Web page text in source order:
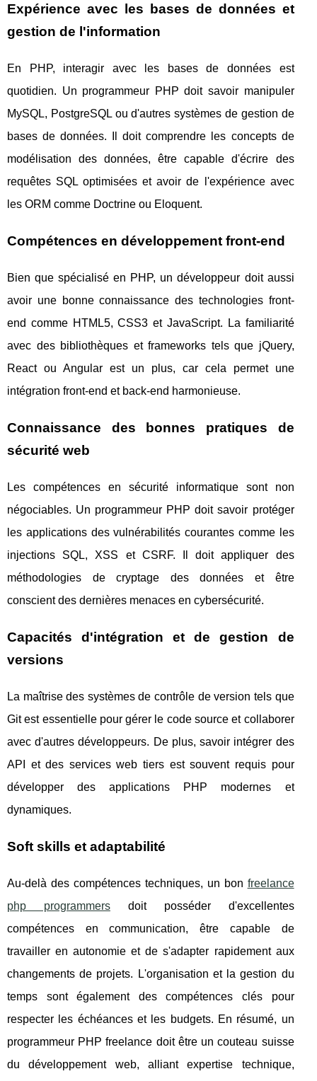
Expérience avec les bases de données et
gestion de l'information
En PHP, interagir avec les bases de données est
quotidien. Un programmeur PHP doit savoir manipuler
MySQL, PostgreSQL ou d'autres systèmes de gestion de
bases de données. Il doit comprendre les concepts de
modélisation des données, être capable d'écrire des
requêtes SQL optimisées et avoir de l'expérience avec
les ORM comme Doctrine ou Eloquent.
Compétences en développement front-end
Bien que spécialisé en PHP, un développeur doit aussi
avoir une bonne connaissance des technologies front-
end comme HTML5, CSS3 et JavaScript. La familiarité
avec des bibliothèques et frameworks tels que jQuery,
React ou Angular est un plus, car cela permet une
intégration front-end et back-end harmonieuse.
Connaissance des bonnes pratiques de
sécurité web
Les compétences en sécurité informatique sont non
négociables. Un programmeur PHP doit savoir protéger
les applications des vulnérabilités courantes comme les
injections SQL, XSS et CSRF. Il doit appliquer des
méthodologies de cryptage des données et être
conscient des dernières menaces en cybersécurité.
Capacités d'intégration et de gestion de
versions
La maîtrise des systèmes de contrôle de version tels que
Git est essentielle pour gérer le code source et collaborer
avec d'autres développeurs. De plus, savoir intégrer des
API et des services web tiers est souvent requis pour
développer des applications PHP modernes et
dynamiques.
Soft skills et adaptabilité
Au-delà des compétences techniques, un bon freelance
php programmersdoit posséder d'excellentes
compétences en communication, être capable de
travailler en autonomie et de s'adapter rapidement aux
changements de projets. L'organisation et la gestion du
temps sont également des compétences clés pour
respecter les échéances et les budgets. En résumé, un
programmeur PHP freelance doit être un couteau suisse
du développement web, alliant expertise technique,